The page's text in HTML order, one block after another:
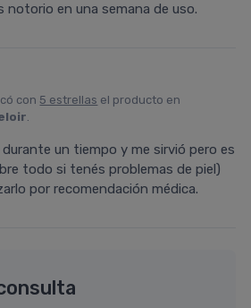
notorio en una semana de uso.
con 5 estrellas el producto en
.
un tiempo y me sirvió pero es
todo si tenés problemas de piel)
por recomendación médica.